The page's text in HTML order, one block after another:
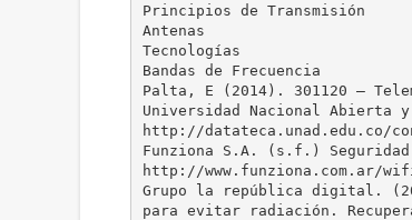
Principios de Transmisión
Antenas
Tecnologías
Bandas de Frecuencia
Palta, E (2014). 301120 –
Universidad Nacional Abierta y
http://datateca.unad.edu.co/
Funziona S.A. (s.f.) Seguridad
http://www.funziona.com.ar/
Grupo la república digital.
para evitar radiación.